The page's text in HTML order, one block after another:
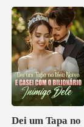
Dei um Tapa no